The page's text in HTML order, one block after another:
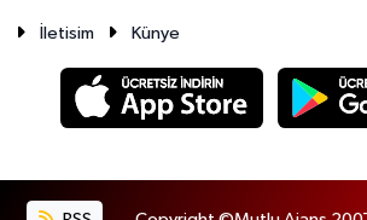
İletisim Künye